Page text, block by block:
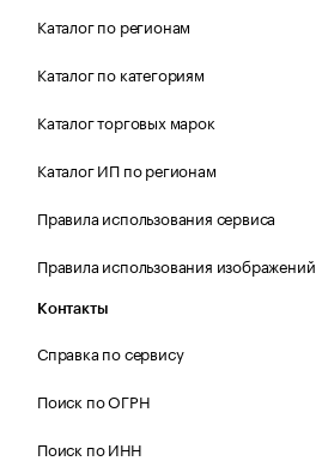
Каталог по регионам
Каталог по категориям
Каталог торговых марок
Каталог ИП по регионам
Правила использования сервиса
Правила использования изображений
Контакты
Справка по сервису
Поиск по ОГРН
Поиск по ИНН